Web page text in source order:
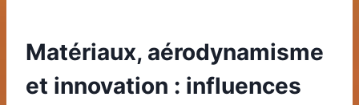
Matériaux, aérodynamisme
et innovation : influences